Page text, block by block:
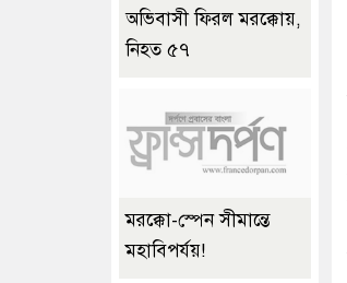
অভিবাসী ফিরল মরক্কোয়,
নিহত ৫৭
মরক্কো-স্পেন সীমান্তে
মহাবিপর্যয়!